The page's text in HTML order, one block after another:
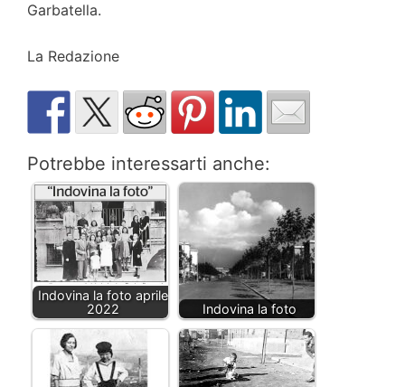
Garbatella.
La Redazione
Potrebbe interessarti anche:
Indovina la foto aprile
2022
Indovina la foto